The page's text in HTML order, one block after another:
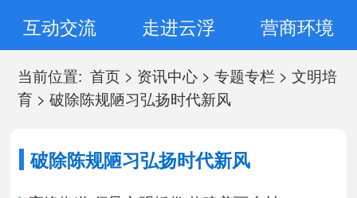
互动交流
走进云浮 营商环境
当前位置: 首页> 资讯中心> 专题专栏 > 文明培
育> 破除陈规陋习弘扬时代新风
破除陈规陋习弘扬时代新风